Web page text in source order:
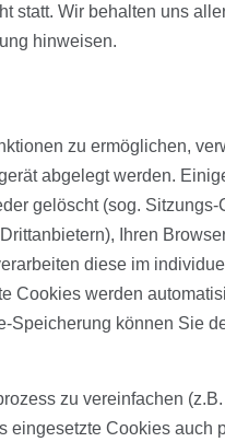
statt. Wir behalten uns
hinweisen.
zu ermöglichen,
abgelegt werden.
gelöscht (sog.
Ihren
diese im
Cookies werden
können Sie
zu vereinfachen
Cookies auch